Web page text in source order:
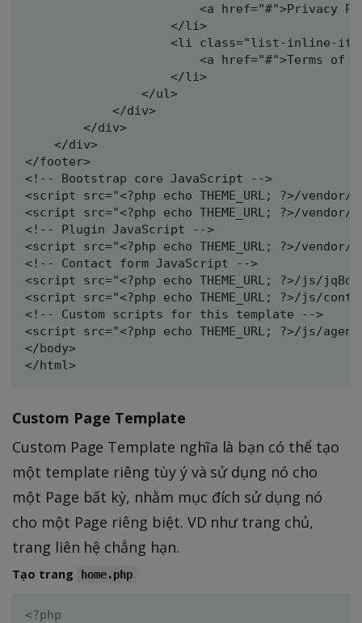
<a href="#">Privacy
                    </li>
<li class="list-inline-
<a href="#">Terms of
                    </li>
                </ul>
            </div>
        </div>
    </div>
</footer>
<!-- Bootstrap core JavaScript -->
<script src="<?php echo THEME_URL; ?>/
<script src="<?php echo THEME_URL; ?>/
<!-- Plugin JavaScript -->
<script src="<?php echo THEME_URL; ?>/
<!-- Contact form JavaScript -->
<script src="<?php echo THEME_URL; ?>/js/
<script src="<?php echo THEME_URL; ?>/js/
<!-- Custom scripts for this template -->
<script src="<?php echo THEME_URL; ?>/js/
</body>
Custom Page Template
Custom Page Template nghĩa là bạn có thể tạo
một template riêng tùy ý và sử dụng nó cho
một Page bất kỳ, nhằm mục đích sử dụng nó
cho một Page riêng biệt. VD như trang chủ,
trang liên hệ chẳng hạn.
Tạo trang home.php
<?php